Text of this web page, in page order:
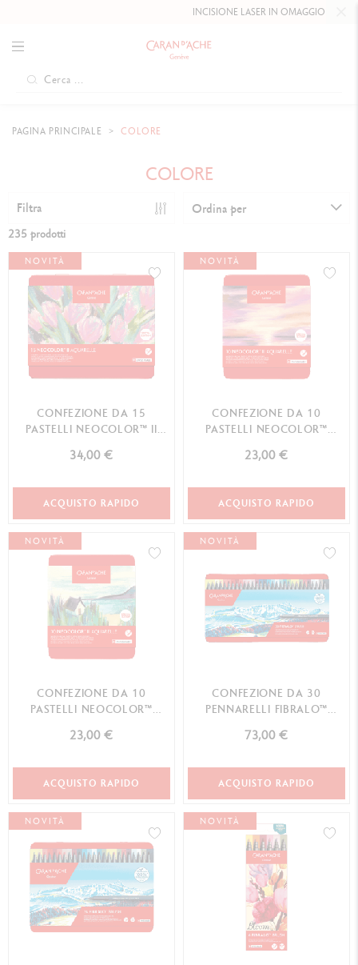
INCISIONE LASER IN OMAGGIO FINO AL10
PAGINA PRINCIPALE COLORE
COLORE
Filtra Ordina per
235 prodotti
NOVITÀ
CONFEZIONE DA 15
PASTELLI NEOCOLOR™ II
34,00 €
ACQUISTO RAPIDO
NOVITÀ
CONFEZIONE DA 10
PASTELLI NEOCOLOR™
23,00 €
ACQUISTO RAPIDO
NOVITÀ
CONFEZIONE DA 10
PASTELLI NEOCOLOR™
23,00 €
ACQUISTO RAPIDO
NOVITÀ
CONFEZIONE DA 30
PENNARELLI FIBRALO™
73,00 €
ACQUISTO RAPIDO
NOVITÀ NOVITÀ